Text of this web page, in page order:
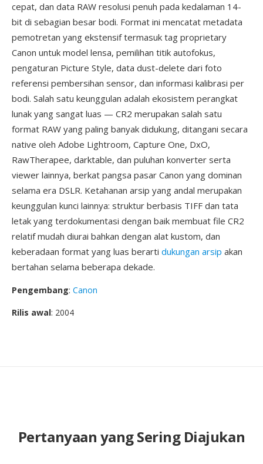
cepat, dan data RAW resolusi penuh pada kedalaman 14-
bit di sebagian besar bodi. Format ini mencatat metadata
pemotretan yang ekstensif termasuk tag proprietary
Canon untuk model lensa, pemilihan titik autofokus,
pengaturan Picture Style, data dust-delete dari foto
referensi pembersihan sensor, dan informasi kalibrasi per
bodi. Salah satu keunggulan adalah ekosistem perangkat
lunak yang sangat luas — CR2 merupakan salah satu
format RAW yang paling banyak didukung, ditangani secara
native oleh Adobe Lightroom, Capture One, DxO,
RawTherapee, darktable, dan puluhan konverter serta
viewer lainnya, berkat pangsa pasar Canon yang dominan
selama era DSLR. Ketahanan arsip yang andal merupakan
keunggulan kunci lainnya: struktur berbasis TIFF dan tata
letak yang terdokumentasi dengan baik membuat file CR2
relatif mudah diurai bahkan dengan alat kustom, dan
keberadaan format yang luas berarti dukungan arsip akan
bertahan selama beberapa dekade.
Pengembang: Canon
Rilis awal: 2004
Pertanyaan yang Sering Diajukan